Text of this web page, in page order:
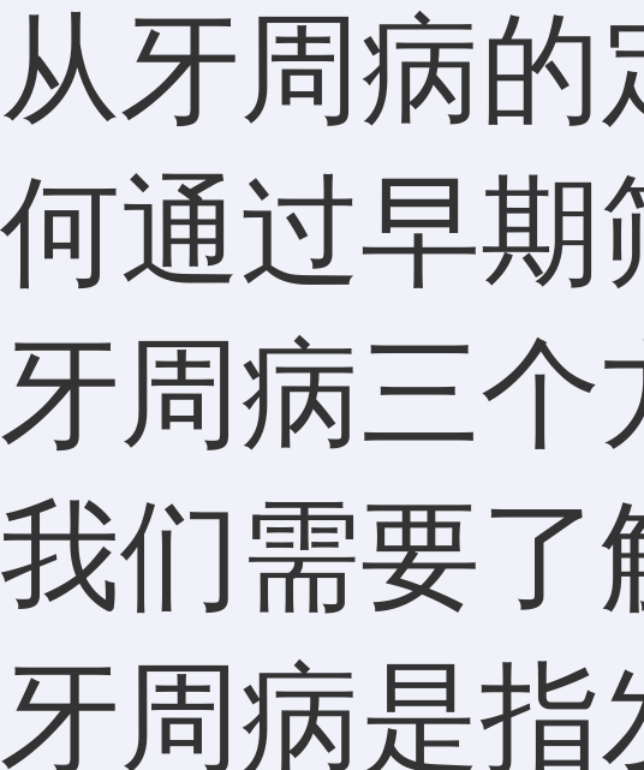
从牙周病
何通过早期
牙周病三个
我们需要了
牙周病是指